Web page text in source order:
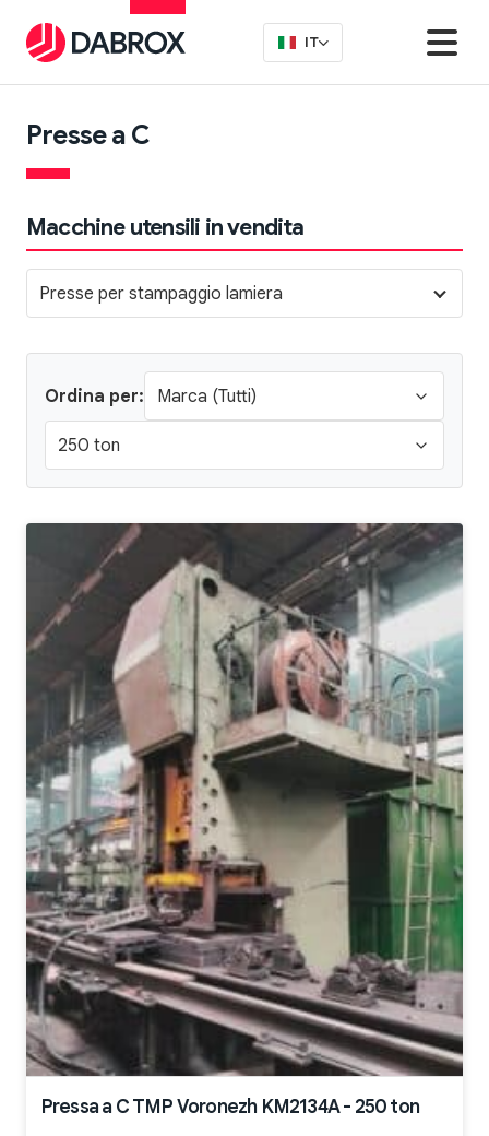
Presse a C
Macchine utensili in vendita
Presse per stampaggio lamiera
Ordina per:
Pressa a C TMP Voronezh KM2134A - 250 ton